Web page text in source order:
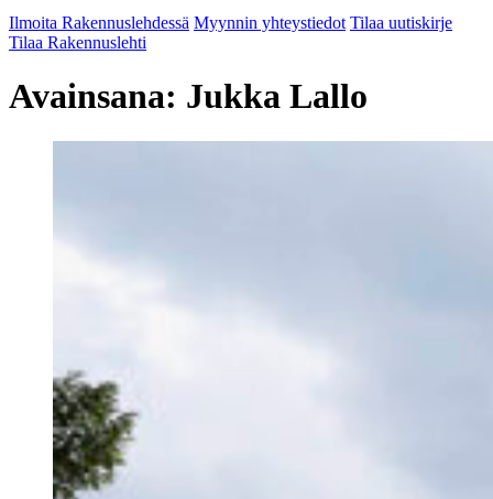
Ilmoita Rakennuslehdessä Myynnin yhteystiedot Tilaa uutiskirje
Tilaa Rakennuslehti
Avainsana: Jukka Lallo